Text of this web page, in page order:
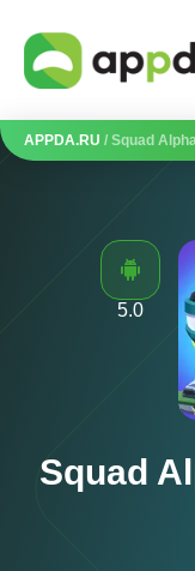
APPDA.RU / Squad
5.0
Squad